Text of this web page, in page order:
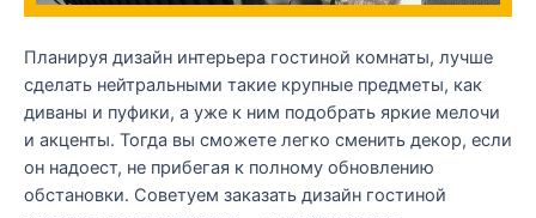
Планируя дизайн интерьера гостиной комнаты, лучше
сделать нейтральными такие крупные предметы, как
диваны и пуфики, а уже к ним подобрать яркие мелочи
и акценты. Тогда вы сможете легко сменить декор, если
он надоест, не прибегая к полному обновлению
обстановки. Советуем заказать дизайн гостиной